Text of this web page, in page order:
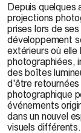
Depuis quelques
projections
prises lors de
développement
extérieurs où
photographiées,
des boîtes
d'être
photographique
événements
dans un nouvel
visuels différents.